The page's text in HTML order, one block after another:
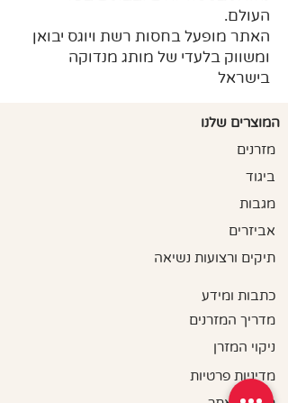
העולם.
האתר מופעל בחסות רשת ויוגס יבואן
ומשווק בלעדי של מותג מנדוקה
בישראל
המוצרים שלנו
מזרנים
ביגוד
מגבות
אביזרים
תיקים ורצועות נשיאה
כתבות ומידע
מדריך המזרנים
ניקוי המזרן
מדיניות פרטיות